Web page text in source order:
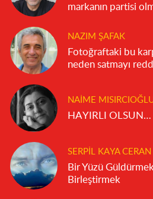
markanın partisi
NAZIM ŞAFAK
Fotoğraftaki bu
neden satmayı
NAIME
SERPIL KAYA CERAN
Bir Yüzü
Birleştirmek